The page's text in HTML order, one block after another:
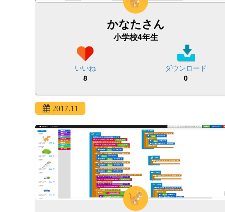
かなたさん
小学校4年生
いいね
8
ダウンロード
0
2017.11